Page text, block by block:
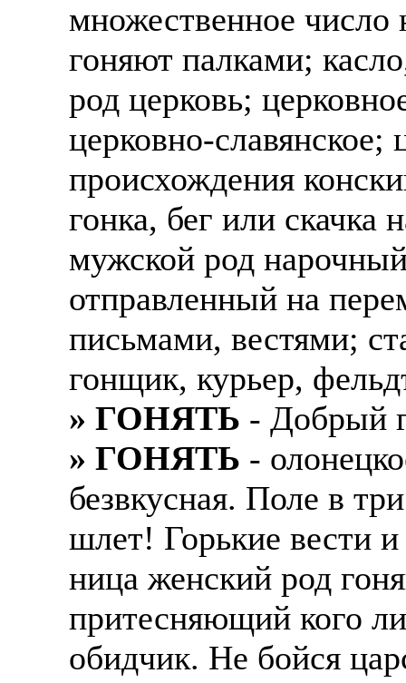
множественное число
гоняют палками;
род церковь;
церковно-славянское;
происхождения
гонка, бег или
мужской род
отправленный на
письмами, вестями;
гонщик, курьер,
» ГОНЯТЬ - Добрый
» ГОНЯТЬ -
безвкусная. Поле в
шлет! Горькие вести
ница женский род
притесняющий кого
обидчик. Не бойся